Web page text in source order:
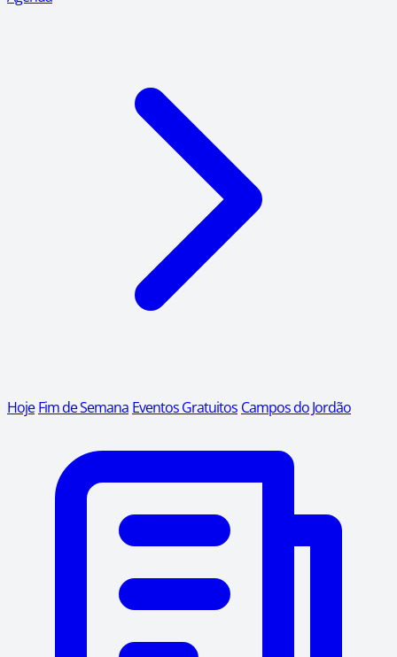
Hoje Fim de Semana Eventos Gratuitos Campos do Jordão